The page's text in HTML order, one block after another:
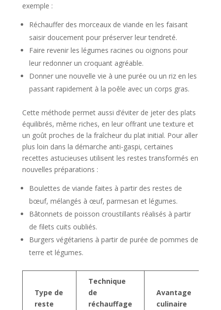
exemple :
Réchauffer des morceaux de viande en les faisant
saisir doucement pour préserver leur tendreté.
Faire revenir les légumes racines ou oignons pour
leur redonner un croquant agréable.
Donner une nouvelle vie à une purée ou un riz en les
passant rapidement à la poêle avec un corps gras.
Cette méthode permet aussi d’éviter de jeter des plats
équilibrés, même riches, en leur offrant une texture et
un goût proches de la fraîcheur du plat initial. Pour aller
plus loin dans la démarche anti-gaspi, certaines
recettes astucieuses utilisent les restes transformés en
nouvelles préparations :
Boulettes de viande faites à partir des restes de
bœuf, mélangés à œuf, parmesan et légumes.
Bâtonnets de poisson croustillants réalisés à partir
de filets cuits oubliés.
Burgers végétariens à partir de purée de pommes de
terre et légumes.
Type de
reste
Technique
de
réchauffage
Avantage
culinaire